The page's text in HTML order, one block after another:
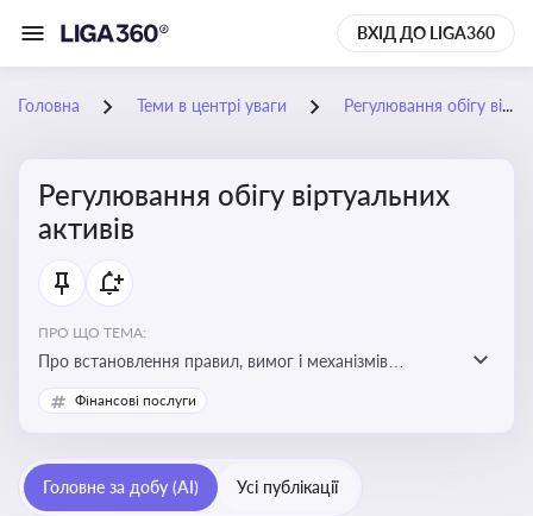
ВХІД ДО LIGA360
Головна Теми в центрі уваги Регулювання обігу віртуальних активів
Регулювання обігу віртуальних
активів
ПРО ЩО ТЕМА:
Про встановлення правил, вимог і механізмів
контролю за використанням, обігом та
оподаткуванням віртуальних активів, таких як
Фінансові послуги
Головне за добу (AI) Усі публікації